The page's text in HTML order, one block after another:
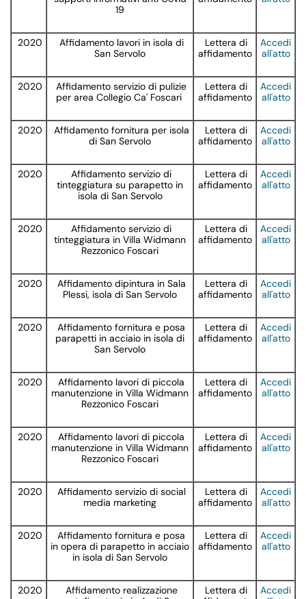
19
2020
Affidamento lavori in isola di
San Servolo
Lettera di
affidamento
Accedi
all'atto
2020
Affidamento servizio di pulizie
per area Collegio Ca' Foscari
Lettera di
affidamento
Accedi
all'atto
2020
Affidamento fornitura per isola
di San Servolo
Lettera di
affidamento
Accedi
all'atto
2020
Affidamento servizio di
tinteggiatura su parapetto in
isola di San Servolo
Lettera di
affidamento
Accedi
all'atto
2020
Affidamento servizio di
tinteggiatura in Villa Widmann
Rezzonico Foscari
Lettera di
affidamento
Accedi
all'atto
2020
Affidamento dipintura in Sala
Plessi, isola di San Servolo
Lettera di
affidamento
Accedi
all'atto
2020
Affidamento fornitura e posa
parapetti in acciaio in isola di
San Servolo
Lettera di
affidamento
Accedi
all'atto
2020
Affidamento lavori di piccola
manutenzione in Villa Widmann
Rezzonico Foscari
Lettera di
affidamento
Accedi
all'atto
2020
Affidamento lavori di piccola
manutenzione in Villa Widmann
Rezzonico Foscari
Lettera di
affidamento
Accedi
all'atto
2020
Affidamento servizio di social
media marketing
Lettera di
affidamento
Accedi
all'atto
2020
Affidamento fornitura e posa
in opera di parapetto in acciaio
in isola di San Servolo
Lettera di
affidamento
Accedi
all'atto
2020
Affidamento realizzazione
Lettera di
Accedi